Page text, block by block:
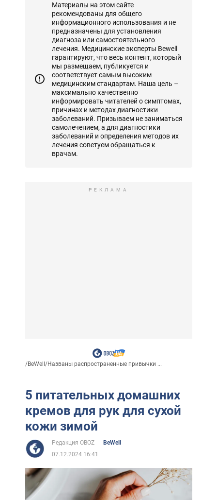
Материалы на этом сайте
рекомендованы для общего
информационного использования и не
предназначены для установления
диагноза или самостоятельного
лечения. Медицинские эксперты Bewell
гарантируют, что весь контент, который
мы размещаем, публикуется и
соответствует самым высоким
медицинским стандартам. Наша цель –
максимально качественно
информировать читателей о симптомах,
причинах и методах диагностики
заболеваний. Призываем не заниматься
самолечением, а для диагностики
заболеваний и определения методов их
лечения советуем обращаться к
врачам.
РЕКЛАМА
/BeWell/Названы распространенные привычки ...
5 питательных домашних
кремов для рук для сухой
кожи зимой
Редакция OBOZ
BeWell
07.12.2024 16:41